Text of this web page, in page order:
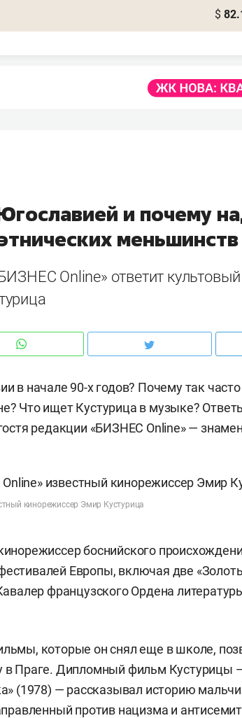
$
и почему
меньшинств
Online» ответит культовый
в начале 90-х годов? Почему так
Что ищет Кустурица в музыке?
редакции «БИЗНЕС Online» —
кинорежиссер Эмир Кустурица
боснийского
Европы, включая две
французского Ордена
которые он снял еще в школе,
в Праге. Дипломный фильм Кустурицы
(1978) — рассказывал историю
против нацизма и